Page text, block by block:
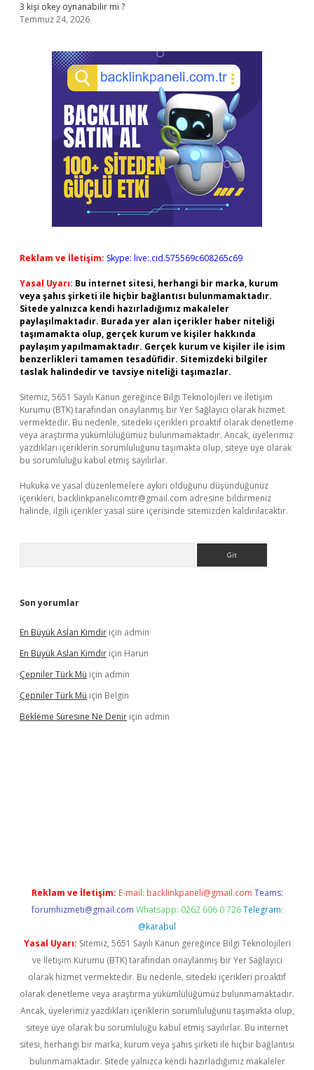
3 kişi okey oynanabilir mi ?
Temmuz 24, 2026
Reklam ve İletişim: Skype: live:.cid.575569c608265c69
Yasal Uyarı: Bu internet sitesi, herhangi bir marka, kurum
veya şahıs şirketi ile hiçbir bağlantısı bulunmamaktadır.
Sitede yalnızca kendi hazırladığımız makaleler
paylaşılmaktadır. Burada yer alan içerikler haber niteliği
taşımamakta olup, gerçek kurum ve kişiler hakkında
paylaşım yapılmamaktadır. Gerçek kurum ve kişiler ile isim
benzerlikleri tamamen tesadüfidir. Sitemizdeki bilgiler
taslak halindedir ve tavsiye niteliği taşımazlar.
Sitemiz, 5651 Sayılı Kanun gereğince Bilgi Teknolojileri ve İletişim
Kurumu (BTK) tarafından onaylanmış bir Yer Sağlayıcı olarak hizmet
vermektedir. Bu nedenle, sitedeki içerikleri proaktif olarak denetleme
veya araştırma yükümlülüğümüz bulunmamaktadır. Ancak, üyelerimiz
yazdıkları içeriklerin sorumluluğunu taşımakta olup, siteye üye olarak
bu sorumluluğu kabul etmiş sayılırlar.
Hukuka ve yasal düzenlemelere aykırı olduğunu düşündüğünüz
içerikleri, backlinkpanelicomtr@gmail.com adresine bildirmeniz
halinde, ilgili içerikler yasal süre içerisinde sitemizden kaldırılacaktır.
Son yorumlar
En Büyük Aslan Kimdir için admin
En Büyük Aslan Kimdir için Harun
Çepniler Türk Mü için admin
Çepniler Türk Mü için Belgin
Bekleme Süresine Ne Denir için admin
Reklam ve İletişim: E-mail: backlinkpaneli@gmail.com Teams:
forumhizmeti@gmail.com Whatsapp: 0262 606 0 726 Telegram:
@karabul
Yasal Uyarı: Sitemiz, 5651 Sayılı Kanun gereğince Bilgi Teknolojileri
ve İletişim Kurumu (BTK) tarafından onaylanmış bir Yer Sağlayıcı
olarak hizmet vermektedir. Bu nedenle, sitedeki içerikleri proaktif
olarak denetleme veya araştırma yükümlülüğümüz bulunmamaktadır.
Ancak, üyelerimiz yazdıkları içeriklerin sorumluluğunu taşımakta olup,
siteye üye olarak bu sorumluluğu kabul etmiş sayılırlar. Bu internet
sitesi, herhangi bir marka, kurum veya şahıs şirketi ile hiçbir bağlantısı
bulunmamaktadır. Sitede yalnızca kendi hazırladığımız makaleler